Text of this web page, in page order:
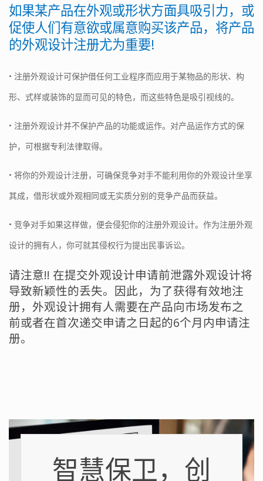
如果某产品在外观或形状方面具吸引力，或
促使人们有意欲或属意购买该产品，将产品
的外观设计注册尤为重要!
• 注册外观设计可保护借任何工业程序而应用于某物品的形状、构
形、式样或装饰的显而可见的特色，而这些特色是吸引视线的。
• 注册外观设计并不保护产品的功能或运作。对产品运作方式的保
护，可根据专利法律取得。
• 将你的外观设计注册，可确保竞争对手不能利用你的外观设计坐享
其成，借形状或外观相同或无实质分别的竞争产品而获益。
• 竞争对手如果这样做，便会侵犯你的注册外观设计。作为注册外观
设计的拥有人，你可就其侵权行为提出民事诉讼。
请注意!! 在提交外观设计申请前泄露外观设计将
导致新颖性的丢失。因此，为了获得有效地注
册，外观设计拥有人需要在产品向市场发布之
前或者在首次递交申请之日起的6个月内申请注
册。
智慧保卫，创